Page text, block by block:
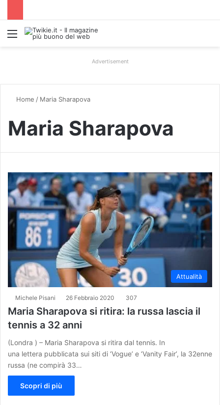
Menu
Advertisement
Home / Maria Sharapova
Maria Sharapova
Attualità
Michele Pisani 26 Febbraio 2020 307
Maria Sharapova si ritira: la russa lascia il
tennis a 32 anni
(Londra ) – Maria Sharapova si ritira dal tennis. In
una lettera pubblicata sui siti di ‘Vogue’ e ‘Vanity Fair’, la 32enne
russa (ne compirà 33…
Scopri di più